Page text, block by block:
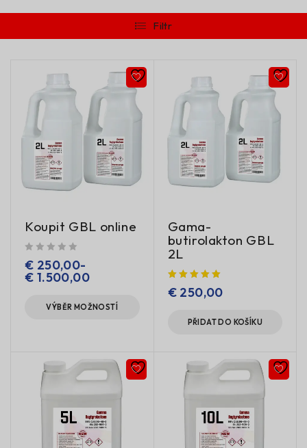
Filtr
Koupit GBL online
€ 250,00-
€ 1.500,00
VÝBĚR MOŽNOSTÍ
Gama-
butirolakton GBL
2L
€250,00
PŘIDAT DO KOŠÍKU